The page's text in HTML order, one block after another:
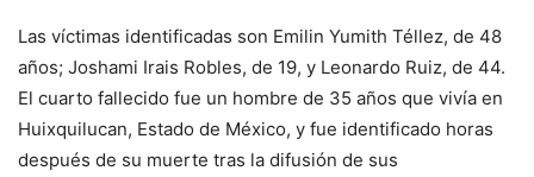
Las víctimas identificadas son Emilin Yumith Téllez, de 48
años; Joshami Irais Robles, de 19, y Leonardo Ruiz, de 44.
El cuarto fallecido fue un hombre de 35 años que vivía en
Huixquilucan, Estado de México, y fue identificado horas
después de su muerte tras la difusión de sus